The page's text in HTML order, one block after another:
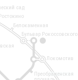
1
Локомотив
сад
Белокаменная
Бульвар Рокоссовского
Преображенская